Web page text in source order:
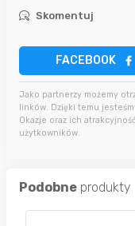
Skomentuj
FACEBOOK
Jako partnerzy możemy
linków. Dzięki temu
Okazje oraz ich
użytkowników.
Podobne produkty